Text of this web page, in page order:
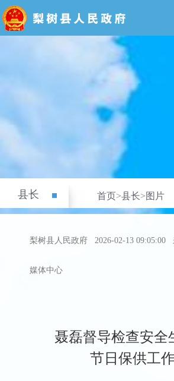
县长 首页>县长>图片
梨树县人民政府 2026-02-13 09:05:00
媒体中心
聂磊督导检查安全
节日保供工作